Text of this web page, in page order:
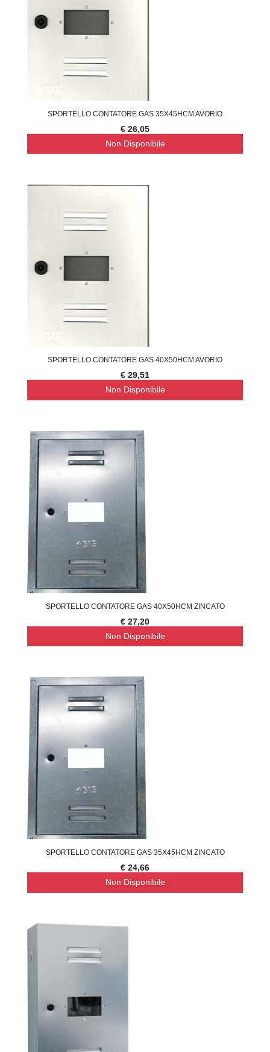
SPORTELLO CONTATORE GAS 35X45HCM AVORIO
€ 26,05
Non Disponibile
SPORTELLO CONTATORE GAS 40X50HCM AVORIO
€ 29,51
Non Disponibile
SPORTELLO CONTATORE GAS 40X50HCM ZINCATO
€ 27,20
Non Disponibile
SPORTELLO CONTATORE GAS 35X45HCM ZINCATO
€ 24,66
Non Disponibile